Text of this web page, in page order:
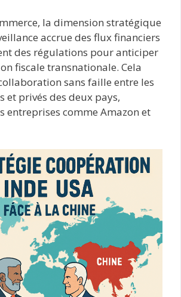
la dimension stratégique
accrue des flux financiers
des régulations pour anticiper
fiscale transnationale. Cela
sans faille entre les
et privés des deux pays,
entreprises comme Amazon et